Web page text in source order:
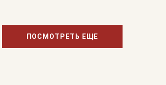
ПОСМОТРЕТЬ ЕЩЕ